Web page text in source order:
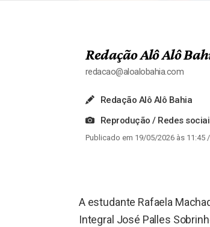
Redação Alô Alô
redacao@aloalobahia.com
Redação Alô Alô Bahia
Reprodução / Redes
Publicado em 19/05/2026 às 11:45/
A estudante Rafaela
Integral José Palles